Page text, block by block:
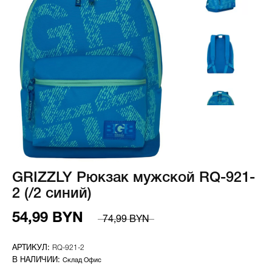
GRIZZLY Рюкзак мужской RQ-921-
2 (/2 синий)
54,99 BYN
74,99 BYN
RQ-921-2
Склад Офис